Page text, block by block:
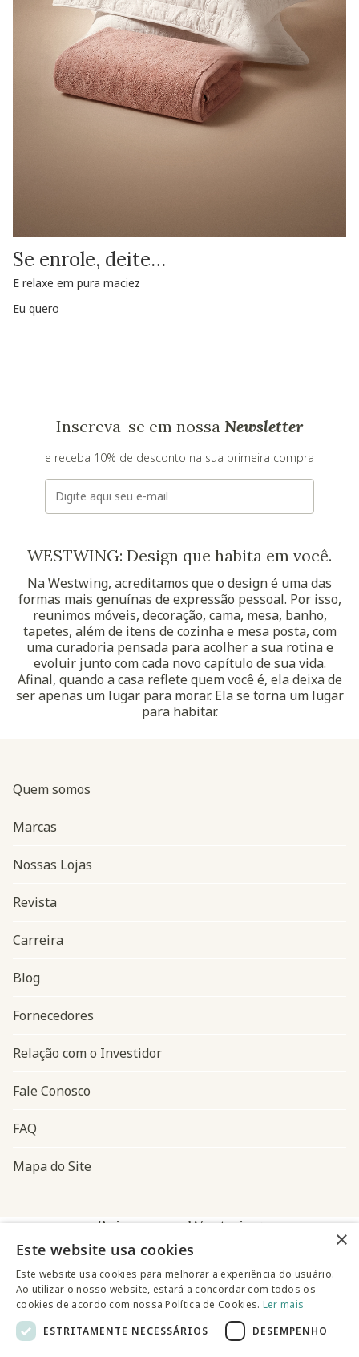
Se enrole, deite…
E relaxe em pura maciez
Eu quero
Inscreva-se em nossa Newsletter
e receba 10% de desconto na sua primeira compra
E-mail
WESTWING: Design que habita em você.
Na Westwing, acreditamos que o design é uma das
formas mais genuínas de expressão pessoal. Por isso,
reunimos móveis, decoração, cama, mesa, banho,
tapetes, além de itens de cozinha e mesa posta, com
uma curadoria pensada para acolher a sua rotina e
evoluir junto com cada novo capítulo de sua vida.
Afinal, quando a casa reflete quem você é, ela deixa de
ser apenas um lugar para morar. Ela se torna um lugar
para habitar.
Navegação do rodapé
Quem somos
Marcas
Nossas Lojas
Revista
Carreira
Blog
Fornecedores
Relação com o Investidor
Fale Conosco
FAQ
Mapa do Site
Baixe o app Westwing
×
Este website usa cookies
Este website usa cookies para melhorar a experiência do usuário.
Ao utilizar o nosso website, estará a concordar com todos os
cookies de acordo com nossa Política de Cookies. Ler mais
ESTRITAMENTE NECESSÁRIOS
DESEMPENHO